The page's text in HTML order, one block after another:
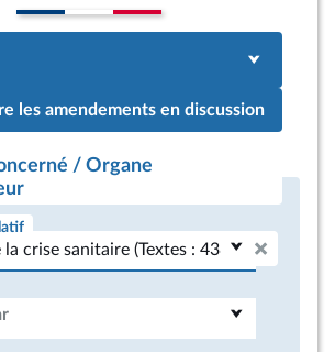
les amendements en discussion
/ Organe